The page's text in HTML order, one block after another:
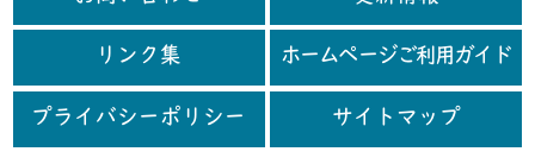
リンク集 ホームページご利用ガイド
プライバシーポリシー サイトマップ